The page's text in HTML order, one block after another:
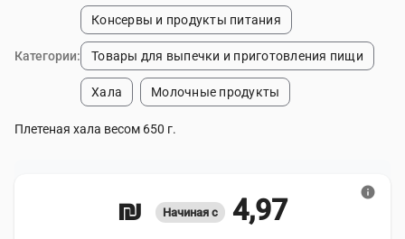
Категории:
Консервы и продукты питания
Товары для выпечки и приготовления пищи
Хала Молочные продукты
Плетеная хала весом 650 г.
Начиная с 4,97 ₪
info